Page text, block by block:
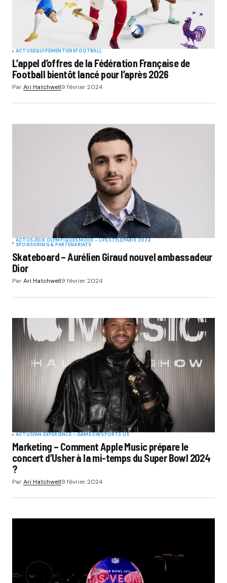
ACTUSEQUIPEMENTIERSFOOTBALL
L’appel d’offres de la Fédération Française de
Football bientôt lancé pour l’après 2026
ParAri Hatchwell9 février 2024
ACTUSJEUX OLYMPIQUESMODE - LIFESTYLEPARIS 2024
SPONSORING & PARTENARIATS
Skateboard – Aurélien Giraud nouvel ambassadeur
Dior
ParAri Hatchwell9 février 2024
ACTUSFAN EXPERIENCE - GAME DAYSPORTS US
Marketing – Comment Apple Music prépare le
concert d’Usher à la mi-temps du Super Bowl 2024
?
ParAri Hatchwell9 février 2024